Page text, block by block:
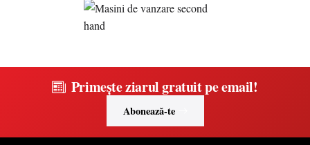
Primește ziarul gratuit pe email!
Abonează-te